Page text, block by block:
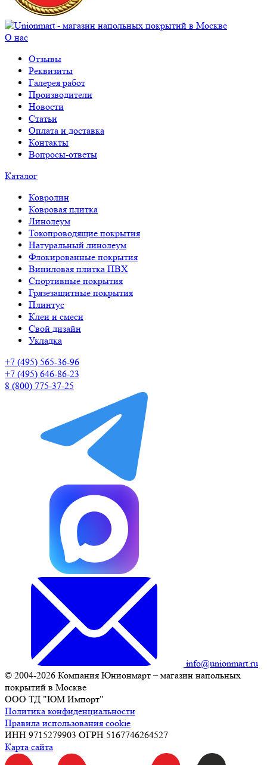
О нас
Отзывы
Реквизиты
Галерея работ
Производители
Новости
Статьи
Оплата и доставка
Контакты
Вопросы-ответы
Каталог
Ковролин
Ковровая плитка
Линолеум
Токопроводящие покрытия
Натуральный линолеум
Флокированные покрытия
Виниловая плитка ПВХ
Спортивные покрытия
Грязезащитные покрытия
Плинтус
Клеи и смеси
Свой дизайн
Укладка
+7 (495) 565-36-96
+7 (495) 646-86-23
8 (800) 775-37-25
info@unionmart.ru
© 2004-2026 Компания Юнионмарт – магазин напольных
покрытий в Москве
ООО ТД "ЮМ Импорт"
Политика конфиденциальности
Правила использования cookie
ИНН 9715279903 ОГРН 5167746264527
Карта сайта